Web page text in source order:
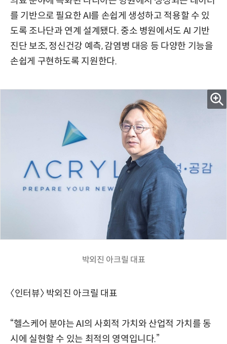
를 기반으로 필요한 AI를 손쉽게 생성하고 적용할 수 있
도록 조나단과 연계 설계됐다. 중소 병원에서도 AI 기반
진단 보조, 정신건강 예측, 감염병 대응 등 다양한 기능을
손쉽게 구현하도록 지원한다.
박외진 아크릴 대표
〈인터뷰〉 박외진 아크릴 대표
“헬스케어 분야는 AI의 사회적 가치와 산업적 가치를 동
시에 실현할 수 있는 최적의 영역입니다.”